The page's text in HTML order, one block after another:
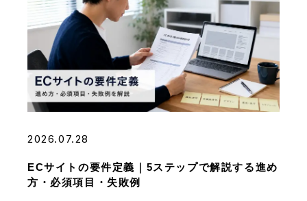
2026.07.28
ECサイトの要件定義｜5ステップで解説する進め
方・必須項目・失敗例